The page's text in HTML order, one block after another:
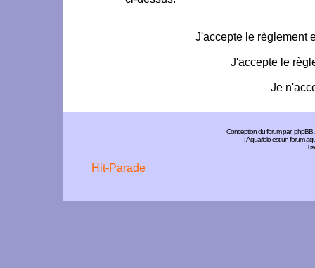
J'accepte le règlement
J'accepte le
Je
Conception du forum par:phpBB
| Aquariolo est un forum